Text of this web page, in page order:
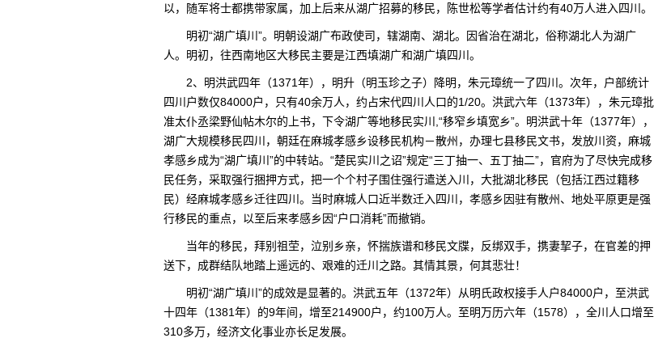
以，随军将士都携带家属，加上后来从湖广招募的移民，陈世松等学者估计约有40万人进入四川。
明初“湖广填川”。明朝设湖广布政使司，辖湖南、湖北。因省治在湖北，俗称湖北人为湖广
人。明初，往西南地区大移民主要是江西填湖广和湖广填四川。
2、明洪武四年（1371年），明升（明玉珍之子）降明，朱元璋统一了四川。次年，户部统计
四川户数仅84000户，只有40余万人，约占宋代四川人口的1/20。洪武六年（1373年），朱元璋批
准太仆丞梁野仙帖木尔的上书，下令湖广等地移民实川,“移窄乡填宽乡”。明洪武十年（1377年），
湖广大规模移民四川，朝廷在麻城孝感乡设移民机构－散州，办理七县移民文书，发放川资，麻城
孝感乡成为“湖广填川”的中转站。“楚民实川之诏”规定“三丁抽一、五丁抽二”，官府为了尽快完成移
民任务，采取强行捆押方式，把一个个村子围住强行遣送入川，大批湖北移民（包括江西过籍移
民）经麻城孝感乡迁往四川。当时麻城人口近半数迁入四川，孝感乡因驻有散州、地处平原更是强
行移民的重点，以至后来孝感乡因“户口消耗”而撤销。
当年的移民，拜别祖茔，泣别乡亲，怀揣族谱和移民文牒，反绑双手，携妻挈子，在官差的押
送下，成群结队地踏上遥远的、艰难的迁川之路。其情其景，何其悲壮！
明初“湖广填川”的成效是显著的。洪武五年（1372年）从明氏政权接手人户84000户，至洪武
十四年（1381年）的9年间，增至214900户，约100万人。至明万历六年（1578），全川人口增至
310多万，经济文化事业亦长足发展。